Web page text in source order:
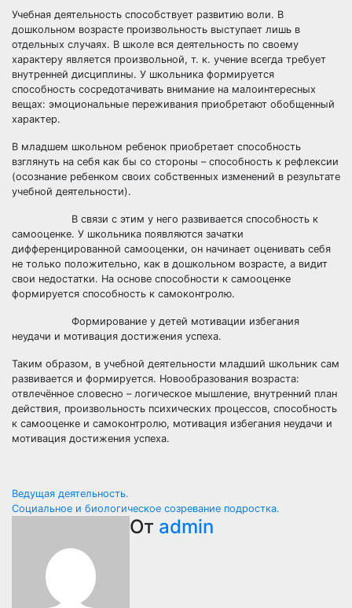
Учебная деятельность способствует развитию воли. В
дошкольном возрасте произвольность выступает лишь в
отдельных случаях. В школе вся деятельность по своему
характеру является произвольной, т. к. учение всегда требует
внутренней дисциплины. У школьника формируется
способность сосредотачивать внимание на малоинтересных
вещах: эмоциональные переживания приобретают обобщенный
характер.
В младшем школьном ребенок приобретает способность
взглянуть на себя как бы со стороны – способность к рефлексии
(осознание ребенком своих собственных изменений в результате
учебной деятельности).
В связи с этим у него развивается способность к
самооценке. У школьника появляются зачатки
дифференцированной самооценки, он начинает оценивать себя
не только положительно, как в дошкольном возрасте, а видит
свои недостатки. На основе способности к самооценке
формируется способность к самоконтролю.
Формирование у детей мотивации избегания
неудачи и мотивация достижения успеха.
Таким образом, в учебной деятельности младший школьник сам
развивается и формируется. Новообразования возраста:
отвлечённое словесно – логическое мышление, внутренний план
действия, произвольность психических процессов, способность
к самооценке и самоконтролю, мотивация избегания неудачи и
мотивация достижения успеха.
Навигация
записям
Ведущая деятельность.
Социальное и биологическое созревание подростка.
От admin